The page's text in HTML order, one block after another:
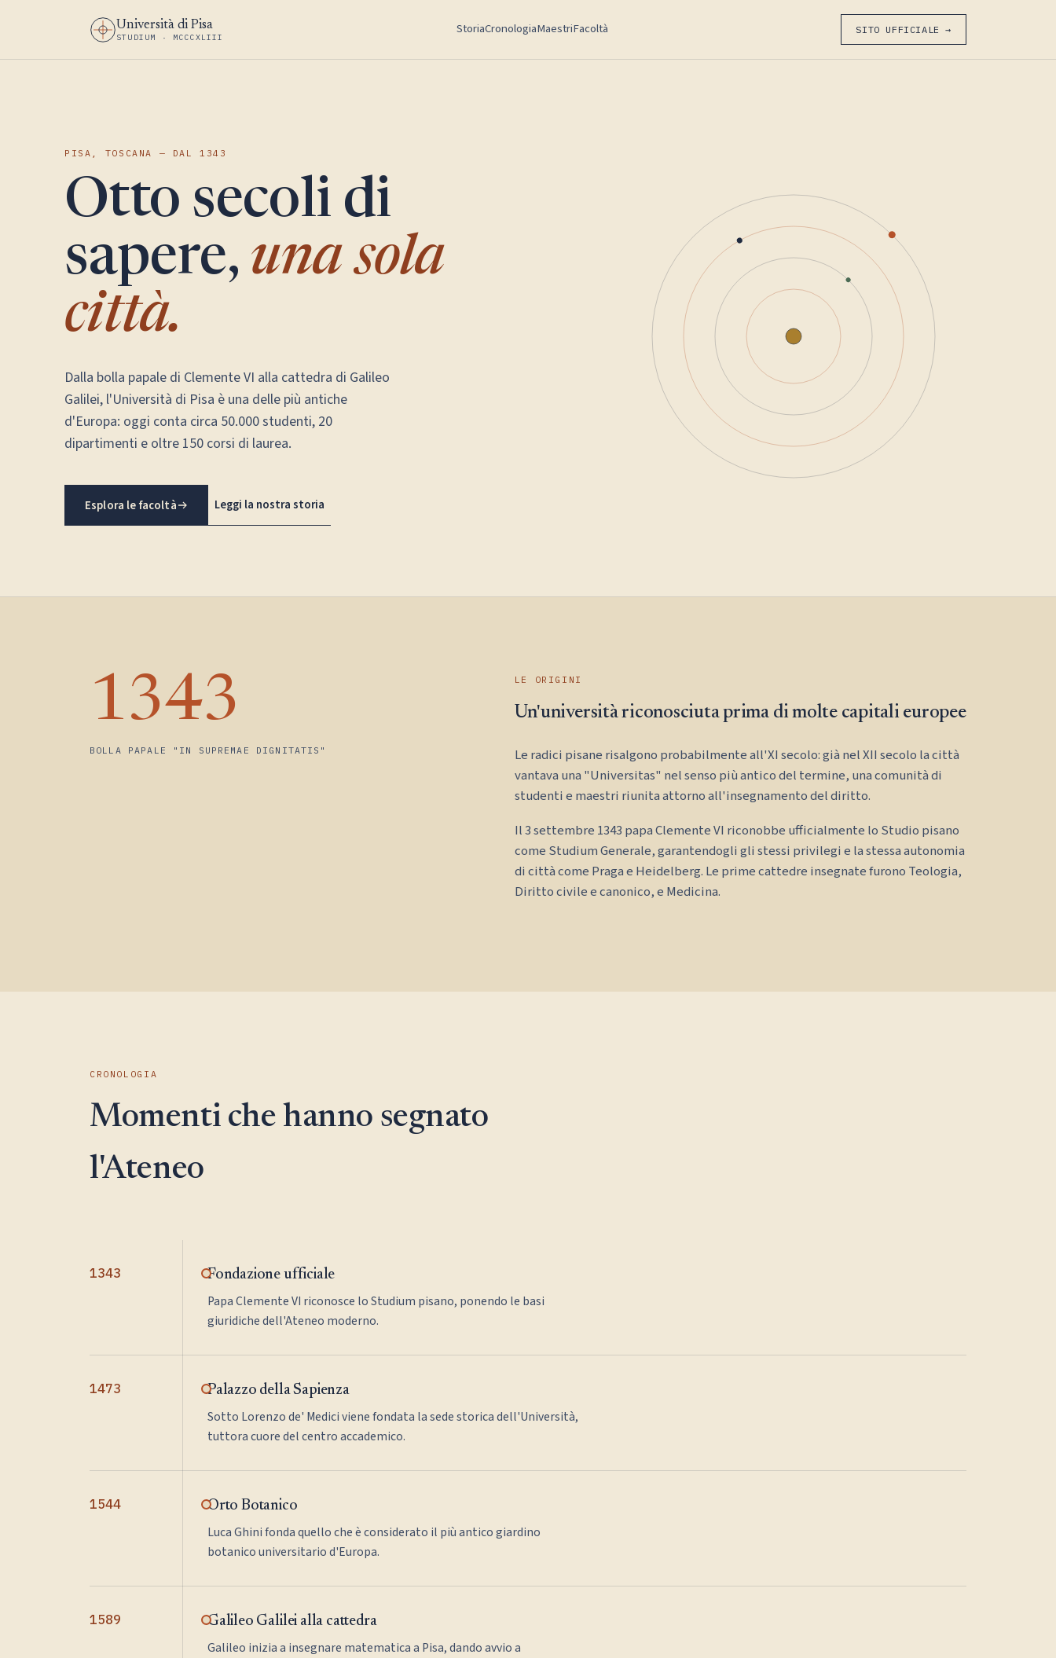
Università di Pisa
STUDIUM · MCCCXLIII
StoriaCronologiaMaestriFacoltà SITO UFFICIALE →
PISA, TOSCANA — DAL 1343
Otto secoli di
sapere, una sola
città.
Dalla bolla papale di Clemente VI alla cattedra di Galileo
Galilei, l'Università di Pisa è una delle più antiche
d'Europa: oggi conta circa 50.000 studenti, 20
dipartimenti e oltre 150 corsi di laurea.
Esplora le facoltà Leggi la nostra storia
1343
BOLLA PAPALE "IN SUPREMAE DIGNITATIS"
LE ORIGINI
Un'università riconosciuta prima di molte capitali europee
Le radici pisane risalgono probabilmente all'XI secolo: già nel XII secolo la città
vantava una "Universitas" nel senso più antico del termine, una comunità di
studenti e maestri riunita attorno all'insegnamento del diritto.
Il 3 settembre 1343 papa Clemente VI riconobbe ufficialmente lo Studio pisano
come Studium Generale, garantendogli gli stessi privilegi e la stessa autonomia
di città come Praga e Heidelberg. Le prime cattedre insegnate furono Teologia,
Diritto civile e canonico, e Medicina.
CRONOLOGIA
Momenti che hanno segnato
l'Ateneo
1343 Fondazione ufficiale
Papa Clemente VI riconosce lo Studium pisano, ponendo le basi
giuridiche dell'Ateneo moderno.
1473 Palazzo della Sapienza
Sotto Lorenzo de' Medici viene fondata la sede storica dell'Università,
tuttora cuore del centro accademico.
1544 Orto Botanico
Luca Ghini fonda quello che è considerato il più antico giardino
botanico universitario d'Europa.
1589 Galileo Galilei alla cattedra
Galileo inizia a insegnare matematica a Pisa, dando avvio a